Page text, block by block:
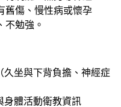
舊傷、慢性病或懷孕
不勉強。
久坐與下背負擔、神經症
身體活動衛教資訊